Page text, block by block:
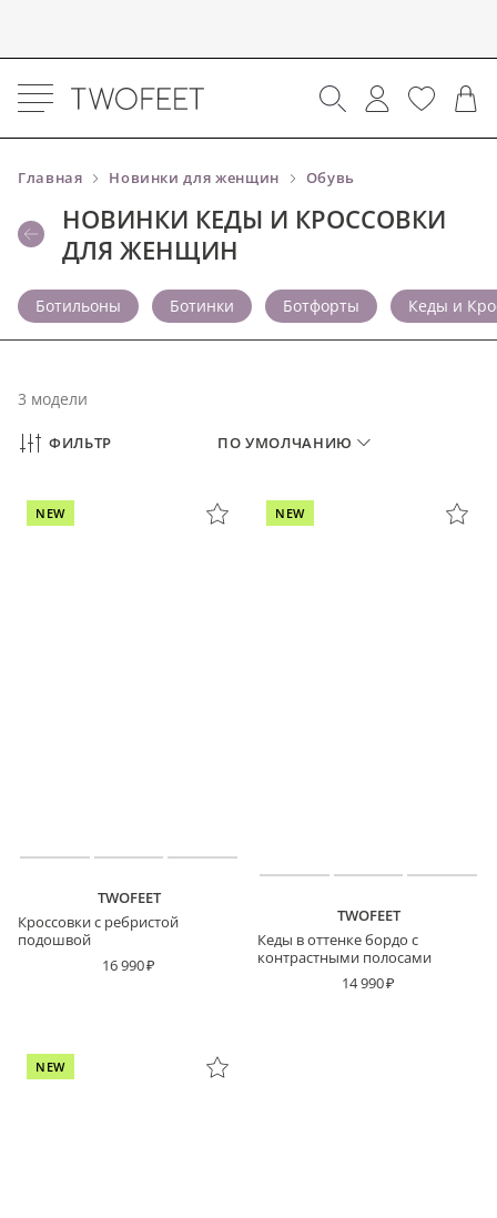
Главная Новинки для женщин Обувь
НОВИНКИ КЕДЫ И КРОССОВКИ
ДЛЯ ЖЕНЩИН
3 модели
ПО УМОЛЧАНИЮ
ФИЛЬТР
Ботильоны Ботинки Ботфорты Кеды и
NEW
TWOFEET
Кроссовки с ребристой
подошвой
16 990
NEW
TWOFEET
Кеды в оттенке бордо с
контрастными полосами
14 990
NEW